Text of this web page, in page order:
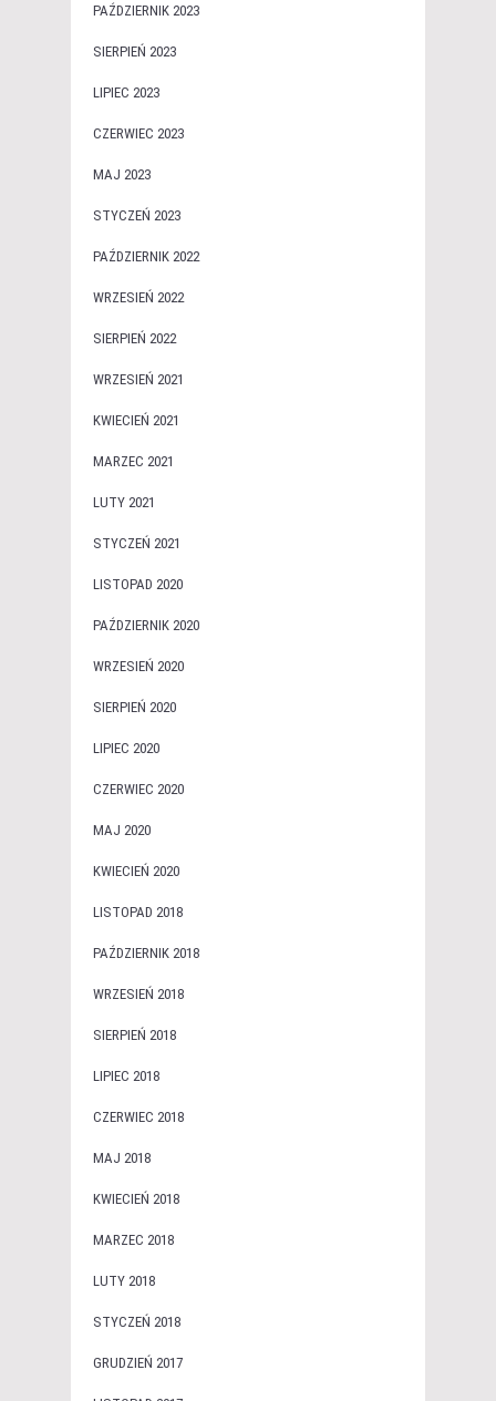
PAŹDZIERNIK 2023
SIERPIEŃ 2023
LIPIEC 2023
CZERWIEC 2023
MAJ 2023
STYCZEŃ 2023
PAŹDZIERNIK 2022
WRZESIEŃ 2022
SIERPIEŃ 2022
WRZESIEŃ 2021
KWIECIEŃ 2021
MARZEC 2021
LUTY 2021
STYCZEŃ 2021
LISTOPAD 2020
PAŹDZIERNIK 2020
WRZESIEŃ 2020
SIERPIEŃ 2020
LIPIEC 2020
CZERWIEC 2020
MAJ 2020
KWIECIEŃ 2020
LISTOPAD 2018
PAŹDZIERNIK 2018
WRZESIEŃ 2018
SIERPIEŃ 2018
LIPIEC 2018
CZERWIEC 2018
MAJ 2018
KWIECIEŃ 2018
MARZEC 2018
LUTY 2018
STYCZEŃ 2018
GRUDZIEŃ 2017